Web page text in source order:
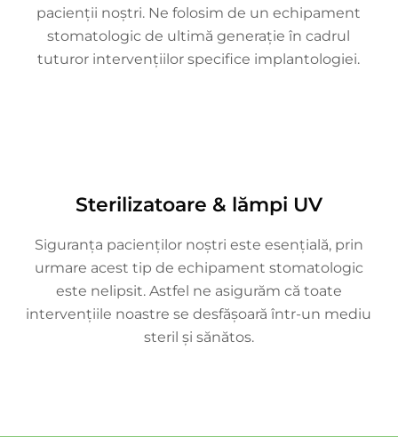
pacienții noștri. Ne folosim de un echipament
stomatologic de ultimă generație în cadrul
tuturor intervențiilor specifice implantologiei.
Sterilizatoare & lămpi UV
Siguranța pacienților noștri este esențială, prin
urmare acest tip de echipament stomatologic
este nelipsit. Astfel ne asigurăm că toate
intervențiile noastre se desfășoară într-un mediu
steril și sănătos.